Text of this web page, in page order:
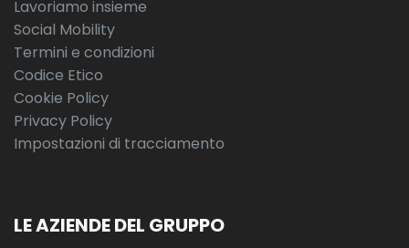
Lavoriamo insieme
Social Mobility
Termini e condizioni
Codice Etico
Cookie Policy
Privacy Policy
Impostazioni di tracciamento
LE AZIENDE DEL GRUPPO